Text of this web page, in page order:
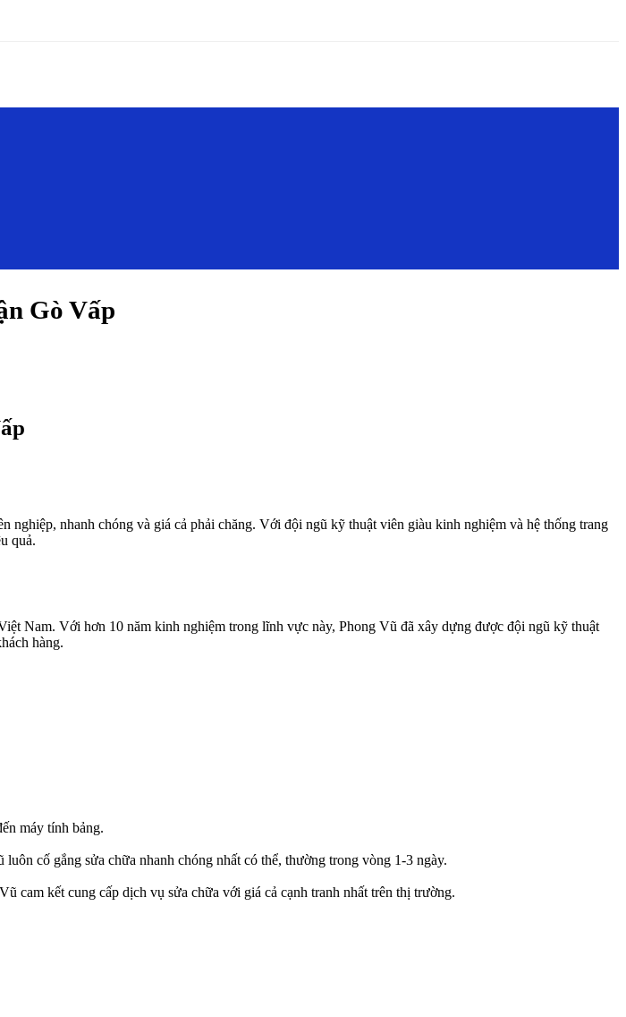
Gò Vấp
nhanh chóng và giá cả phải chăng. Với đội ngũ kỹ thuật viên giàu kinh nghiệm và hệ thống trang
quả.
Nam. Với hơn 10 năm kinh nghiệm trong lĩnh vực này, Phong Vũ đã xây dựng được đội ngũ kỹ thuật
hàng.
máy tính bảng.
cố gắng sửa chữa nhanh chóng nhất có thể, thường trong vòng 1-3 ngày.
cam kết cung cấp dịch vụ sửa chữa với giá cả cạnh tranh nhất trên thị trường.